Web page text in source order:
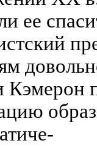
ее
Кэмерон